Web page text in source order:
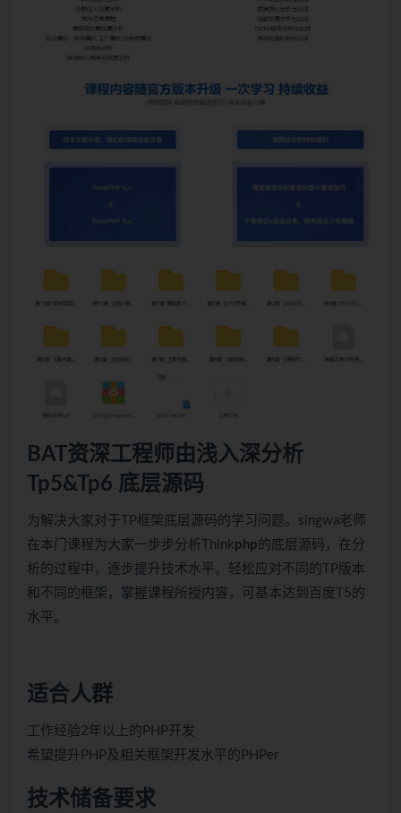
BAT资深工程师由浅入深分析
Tp5&Tp6 底层源码
为解决大家对于TP框架底层源码的学习问题。singwa老师
在本门课程为大家一步步分析Thinkphp的底层源码，在分
析的过程中，逐步提升技术水平。轻松应对不同的TP版本
和不同的框架，掌握课程所授内容，可基本达到百度T5的
水平。
适合人群
工作经验2年以上的PHP开发
希望提升PHP及相关框架开发水平的PHPer
技术储备要求